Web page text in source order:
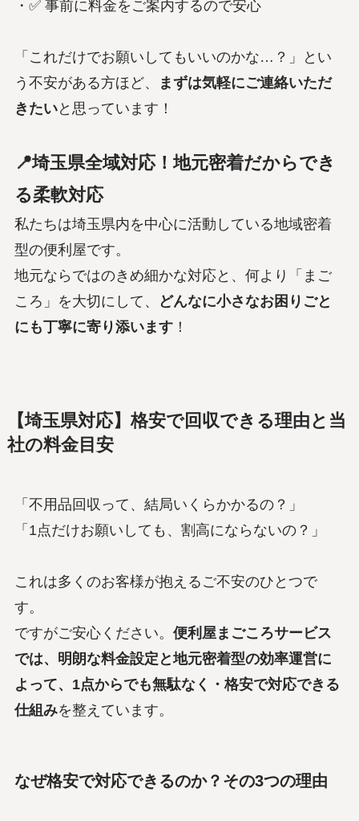
・✅ 事前に料金をご案内するので安心
「これだけでお願いしてもいいのかな…？」とい
う不安がある方ほど、
まずは気軽にご連絡いただ
きたいと思っています！
📍埼玉県全域対応！地元密着だからでき
る柔軟対応
私たちは埼玉県内を中心に活動している地域密着
型の便利屋です。
地元ならではのきめ細かな対応と、何より「まご
ころ」を大切にして、
どんなに小さなお困りごと
にも丁寧に寄り添います！
【埼玉県対応】格安で回収できる理由と当
社の料金目安
「不用品回収って、結局いくらかかるの？」
「1点だけお願いしても、割高にならないの？」
これは多くのお客様が抱えるご不安のひとつで
す。
ですがご安心ください。 便利屋まごころサービス
では、明朗な料金設定と地元密着型の効率運営に
よって、1点からでも無駄なく・格安で対応できる
仕組みを整えています。
なぜ格安で対応できるのか？その3つの理由